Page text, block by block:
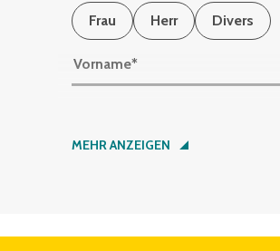
Frau
Herr Divers
Vorname*
Nachname*
MEHR ANZEIGEN